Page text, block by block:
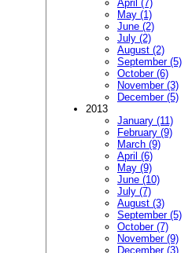
April (7)
May (1)
June (2)
July (2)
August (2)
September (5)
October (6)
November (3)
December (5)
2013
January (11)
February (9)
March (9)
April (6)
May (9)
June (10)
July (7)
August (3)
September (5)
October (7)
November (9)
December (3)